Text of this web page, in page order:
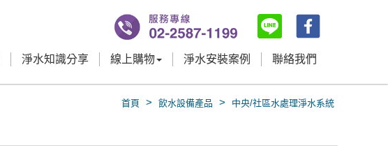
淨水知識分享 線上購物 淨水安裝案例 聯絡我們
首頁 > 飲水設備產品 > 中央/社區水處理淨水系統